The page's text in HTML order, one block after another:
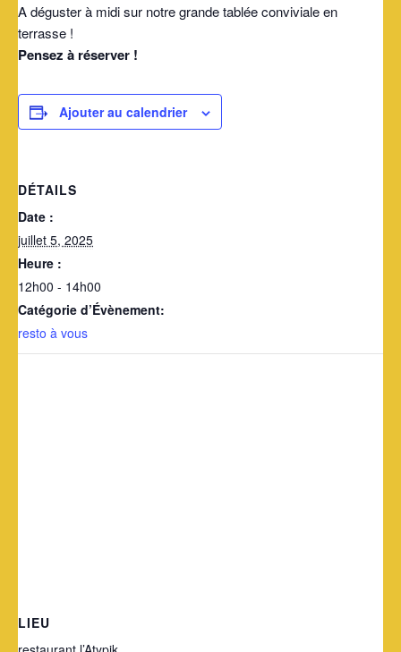
A déguster à midi sur notre grande tablée conviviale en
terrasse !
Pensez à réserver !
Ajouter au calendrier
DÉTAILS
Date :
juillet 5, 2025
Heure :
12h00 - 14h00
Catégorie d’Évènement:
resto à vous
LIEU